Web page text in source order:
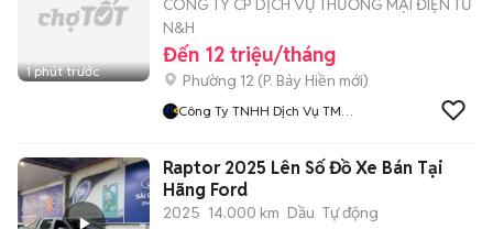
1 phút trước
CÔNG TY CP DỊCH VỤ THƯƠNG MẠI ĐIỆN TỬ
N&H
Đến 12 triệu/tháng
Phường 12 (P. Bảy Hiền mới)
Công Ty TNHH Dịch Vụ TMĐT
Raptor 2025 Lên Số Đồ Xe Bán Tại
Hãng Ford
2025 14.000 km Dầu Tự động